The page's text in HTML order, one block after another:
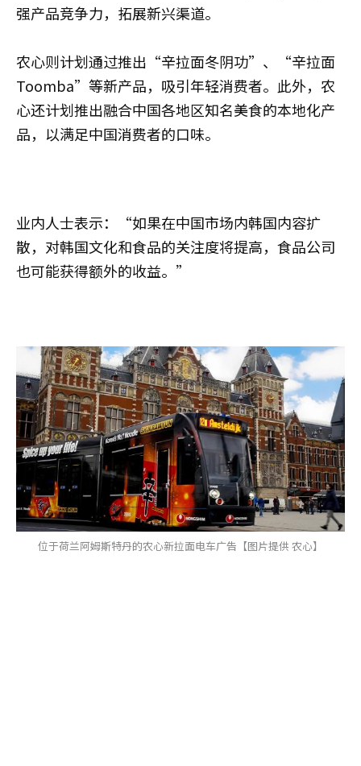
强产品竞争力，拓展新兴渠道。
农心则计划通过推出“辛拉面冬阴功”、“辛拉面
Toomba”等新产品，吸引年轻消费者。此外，农
心还计划推出融合中国各地区知名美食的本地化产
品，以满足中国消费者的口味。
业内人士表示：“如果在中国市场内韩国内容扩
散，对韩国文化和食品的关注度将提高，食品公司
也可能获得额外的收益。”
位于荷兰阿姆斯特丹的农心新拉面电车广告【图片提供 农心】